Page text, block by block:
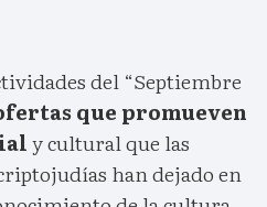
del “Septiembre
que promueven
y cultural que las
han dejado en